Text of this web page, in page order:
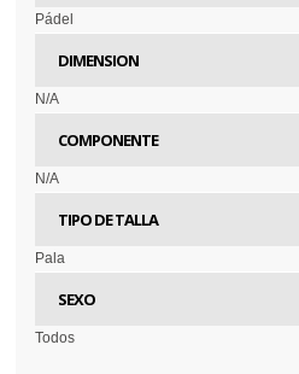
Pádel
DIMENSION
N/A
COMPONENTE
N/A
TIPO DE TALLA
Pala
SEXO
Todos